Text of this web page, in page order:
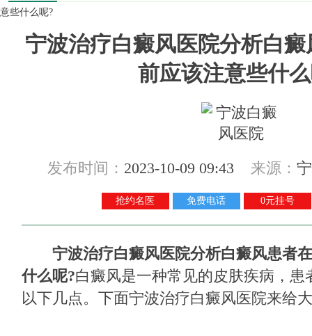
意些什么呢?
宁波治疗白癜风医院分析白
前应该注意些什
发布时间： 2023-10-09 09:43 来源：
抢约名医 免费电话 0元挂号
宁波治疗白癜风医院分析白癜风患者
什么呢?白癜风是一种常见的皮肤疾病，患
以下几点。下面宁波治疗白癜风医院来给